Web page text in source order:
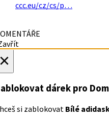
ccc.eu/cz/cs/p…
dárek pro
si zablokovat Bílé